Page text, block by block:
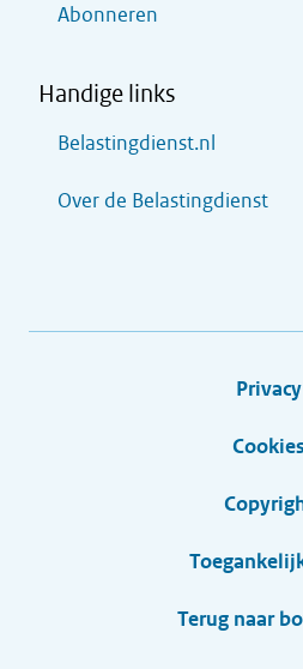
Abonneren
Handige links
Belastingdienst.nl
Over de Belastingdienst
Privacy
Cookies
Terug naar